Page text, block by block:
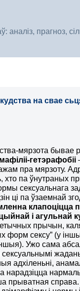
прагноз,
на cвае
мярзота бывае
гетэрафобіі
пра мярзоту.
хто па ўнутраных
сексуальнага
ці па ўзаемнай
клапоціцца
і агульнай
прычын,
форм сексу” (у
Ужо сама
адхіленьні,
нарадзіцца
прыватная